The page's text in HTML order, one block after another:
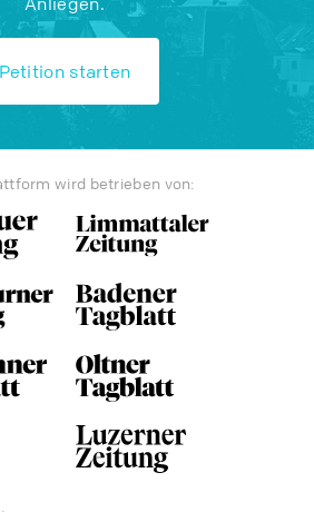
Petition starten
wird betrieben von: